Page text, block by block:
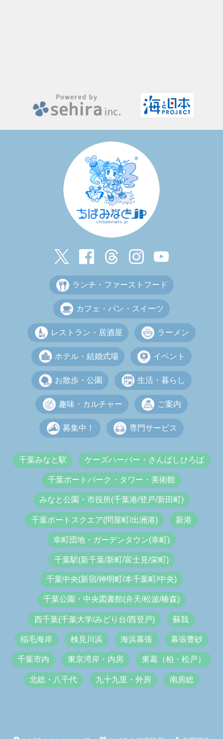
ランチ・ファーストフード
カフェ・パン・スイーツ
レストラン・居酒屋 ラーメン
ホテル・結婚式場 イベント
お散歩・公園 生活・暮らし
趣味・カルチャー ご案内
募集中！ 専門サービス
千葉みなと駅 ケーズハーバー・さんばしひろば
千葉ポートパーク・タワー・美術館
みなと公園・市役所(千葉港/登戸/新田町)
千葉ポートスクエア(問屋町/出洲港) 新港
幸町団地・ガーデンタウン(幸町)
千葉駅(新千葉/新町/富士見/栄町)
千葉中央(新宿/神明町/本千葉町/中央)
千葉公園・中央図書館(弁天/松波/椿森)
西千葉(千葉大学/みどり台/西登戸) 蘇我
稲毛海岸 検見川浜 海浜幕張 幕張豊砂
千葉市内 東京湾岸・内房 東葛（柏・松戸）
北総・八千代 九十九里・外房 南房総